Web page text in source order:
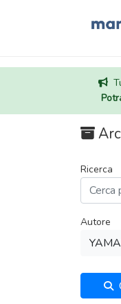
Ricerca
Autore